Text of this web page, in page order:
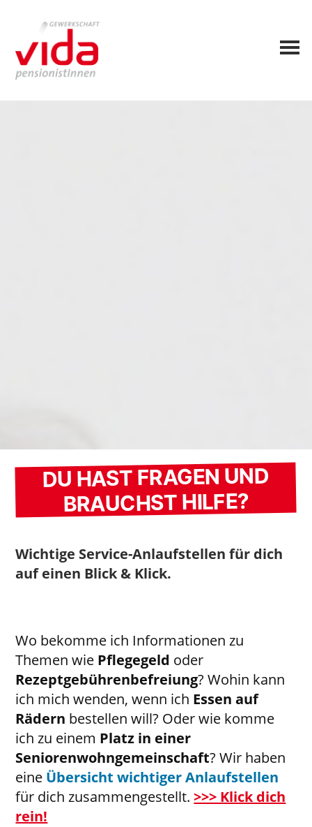
DU HAST FRAGEN UND
BRAUCHST HILFE?
Wichtige Service-Anlaufstellen für dich
auf einen Blick & Klick.
Wo bekomme ich Informationen zu
Themen wie Pflegegeld oder
Rezeptgebührenbefreiung? Wohin kann
ich mich wenden, wenn ich Essen auf
Rädern bestellen will? Oder wie komme
ich zu einem Platz in einer
Seniorenwohngemeinschaft? Wir haben
eine Übersicht wichtiger Anlaufstellen
für dich zusammengestellt. >>> Klick dich
rein!